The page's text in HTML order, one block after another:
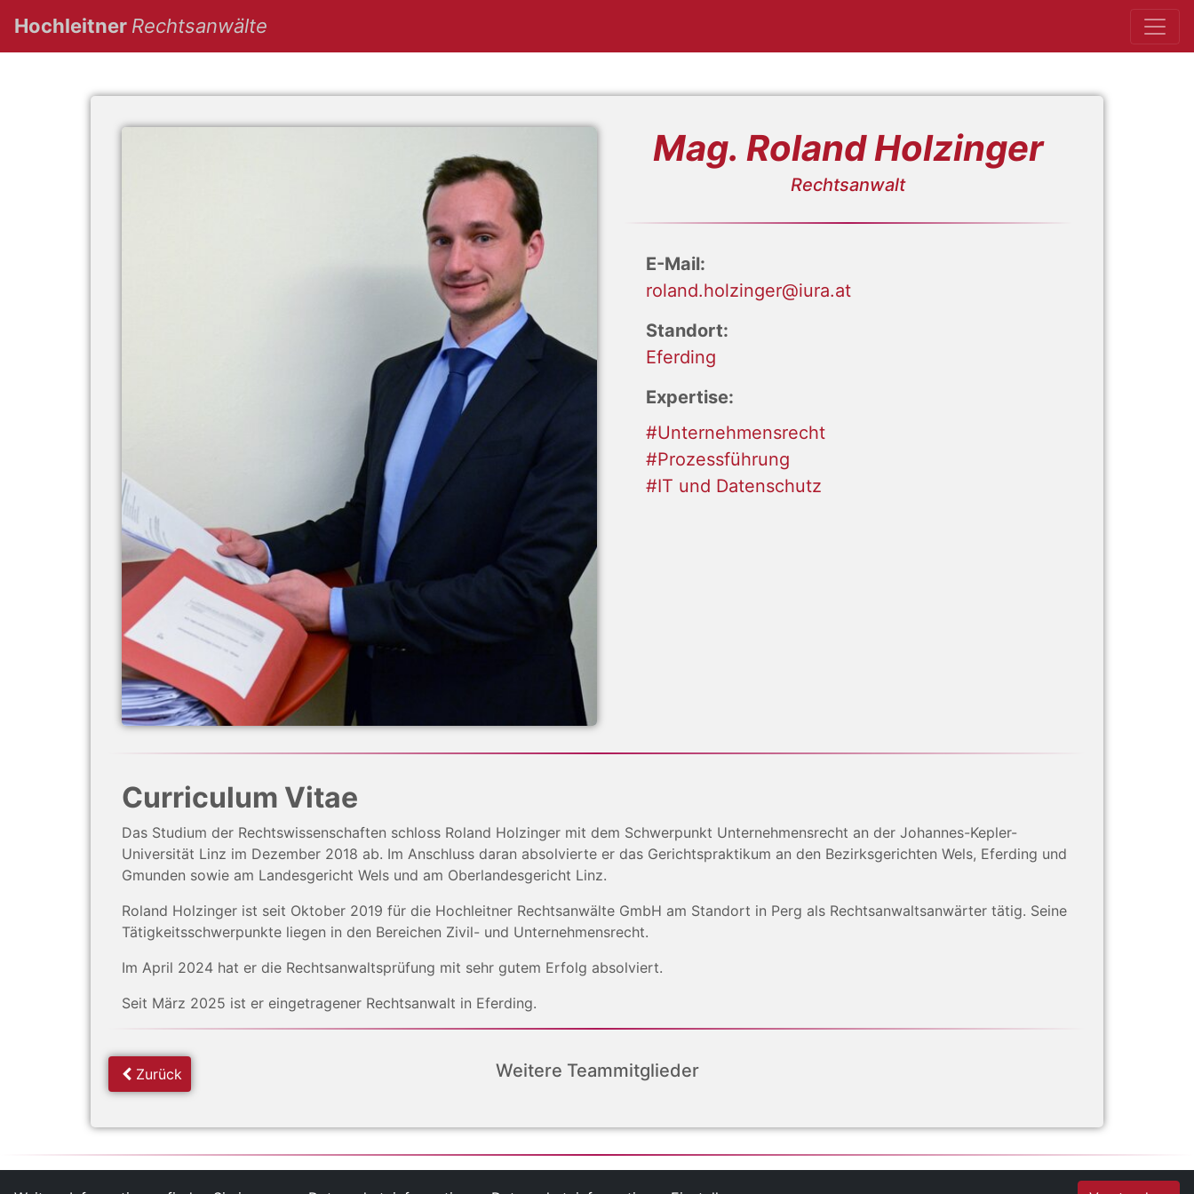
Hochleitner Rechtsanwälte
Mag. Roland Holzinger
Rechtsanwalt
E-Mail:
roland.holzinger@iura.at
Standort:
Eferding
Expertise:
#Unternehmensrecht
#Prozessführung
#IT und Datenschutz
Curriculum Vitae
Das Studium der Rechtswissenschaften schloss Roland Holzinger mit dem Schwerpunkt Unternehmensrecht an der Johannes-Kepler-
Universität Linz im Dezember 2018 ab. Im Anschluss daran absolvierte er das Gerichtspraktikum an den Bezirksgerichten Wels, Eferding und
Gmunden sowie am Landesgericht Wels und am Oberlandesgericht Linz.
Roland Holzinger ist seit Oktober 2019 für die Hochleitner Rechtsanwälte GmbH am Standort in Perg als Rechtsanwaltsanwärter tätig. Seine
Tätigkeitsschwerpunkte liegen in den Bereichen Zivil- und Unternehmensrecht.
Im April 2024 hat er die Rechtsanwaltsprüfung mit sehr gutem Erfolg absolviert.
Seit März 2025 ist er eingetragener Rechtsanwalt in Eferding.
Zurück Weitere Teammitglieder